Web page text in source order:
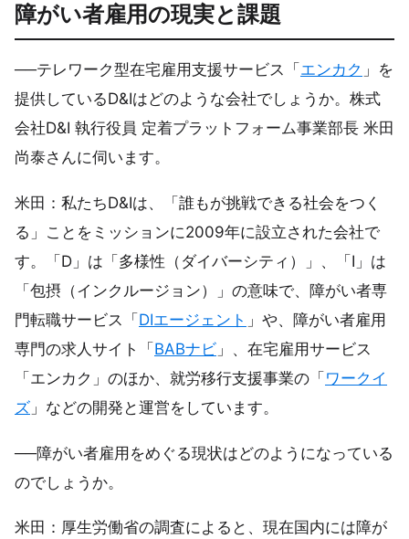
障がい者雇用の現実と課題
──テレワーク型在宅雇用支援サービス「 エンカク 」を
提供しているD&Iはどのような会社でしょうか。株式
会社D&I 執行役員 定着プラットフォーム事業部長 米田
尚泰さんに伺います。
米田：私たちD&Iは、「誰もが挑戦できる社会をつく
る」ことをミッションに2009年に設立された会社で
す。「D」は「多様性（ダイバーシティ）」、「I」は
「包摂（インクルージョン）」の意味で、障がい者専
門転職サービス「DIエージェント 」や、障がい者雇用
専門の求人サイト「BABナビ 」、在宅雇用サービス
「エンカク」のほか、就労移行支援事業の「ワークイ
ズ 」などの開発と運営をしています。
──障がい者雇用をめぐる現状はどのようになっている
のでしょうか。
米田：厚生労働省の調査によると、現在国内には障が